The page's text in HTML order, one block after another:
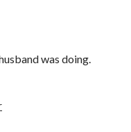
was doing.